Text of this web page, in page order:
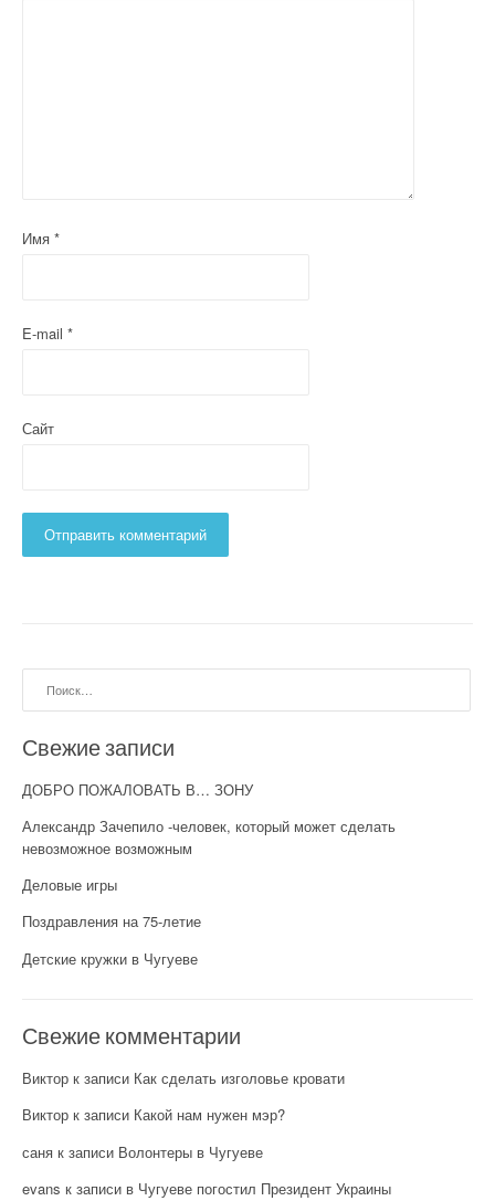
Имя *
E-mail *
Сайт
Свежие записи
ДОБРО ПОЖАЛОВАТЬ В… ЗОНУ
Александр Зачепило -человек, который может сделать
невозможное возможным
Деловые игры
Поздравления на 75-летие
Детские кружки в Чугуеве
Свежие комментарии
Виктор к записи Как сделать изголовье кровати
Виктор к записи Какой нам нужен мэр?
саня к записи Волонтеры в Чугуеве
evans к записи в Чугуеве погостил Президент Украины